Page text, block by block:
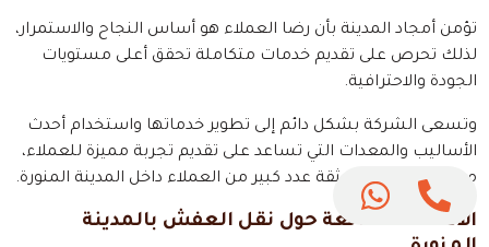
تؤمن أمجاد المدينة بأن رضا العملاء هو أساس النجاح والاستمرار،
لذلك تحرص على تقديم خدمات متكاملة تحقق أعلى مستويات
الجودة والاحترافية.
وتسعى الشركة بشكل دائم إلى تطوير خدماتها واستخدام أحدث
الأساليب والمعدات التي تساعد على تقديم تجربة مميزة للعملاء،
مما جعلها تحظى بثقة عدد كبير من العملاء داخل المدينة المنورة.
الأسئلة الشائعة حول نقل العفش بالمدينة
معنا